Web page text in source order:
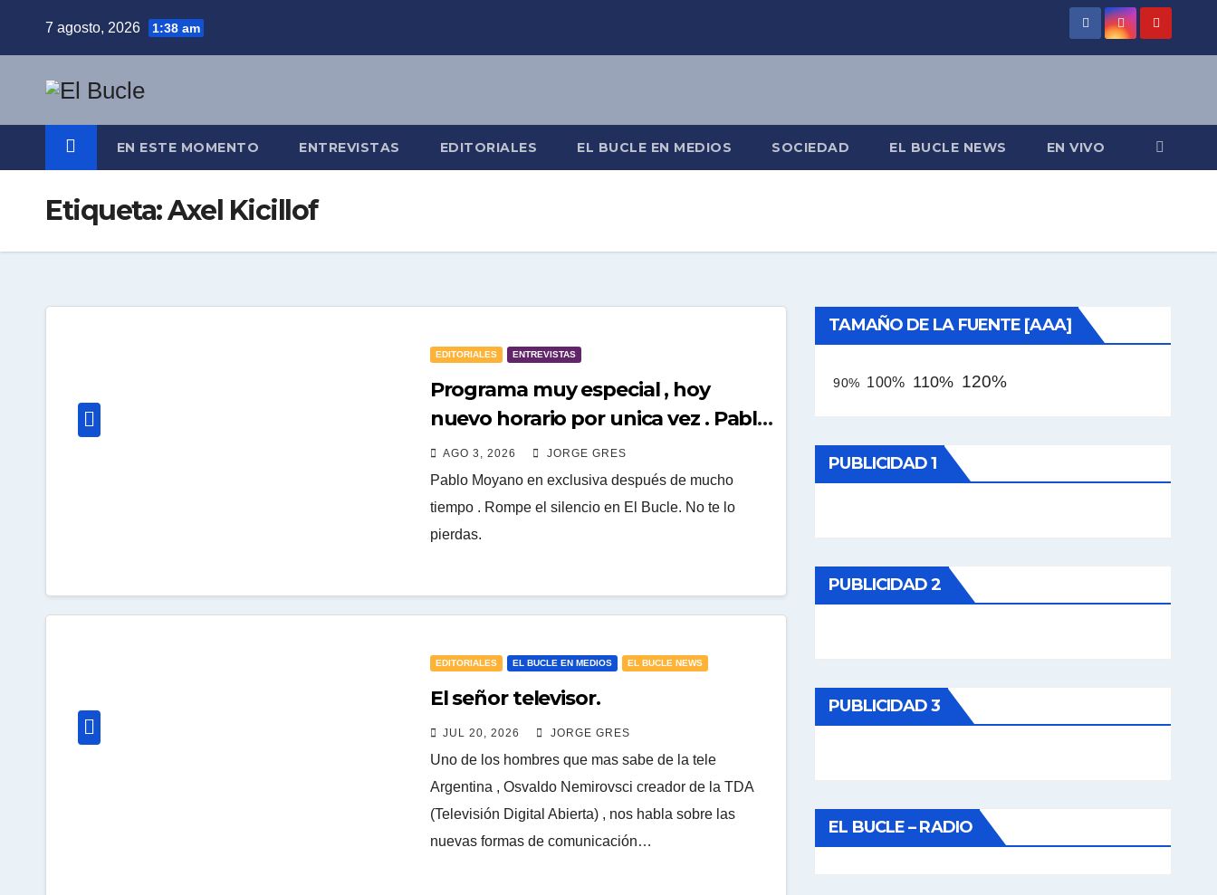
7 agosto, 2026 1:38 am
EN ESTE MOMENTO ENTREVISTAS EDITORIALES EL BUCLE EN MEDIOS SOCIEDAD EL BUCLE NEWS EN VIVO
Etiqueta:Axel Kicillof
EDITORIALES ENTREVISTAS
Programa muy especial , hoy
nuevo horario por unica vez . Pablo
Moyano en vivo sobran las
palabras, te esperamos en el Bucle
10:30 3/8/2026
AGO 3, 2026 JORGE GRES
Pablo Moyano en exclusiva después de mucho
tiempo . Rompe el silencio en El Bucle. No te lo
pierdas.
EDITORIALES EL BUCLE EN MEDIOS EL BUCLE NEWS
El señor televisor.
JUL 20, 2026 JORGE GRES
Uno de los hombres que mas sabe de la tele
Argentina , Osvaldo Nemirovsci creador de la TDA
(Televisión Digital Abierta) , nos habla sobre las
nuevas formas de comunicación…
TAMAÑO DE LA FUENTE [AAA]
90% 100% 110% 120%
PUBLICIDAD 1
PUBLICIDAD 2
PUBLICIDAD 3
EL BUCLE – RADIO